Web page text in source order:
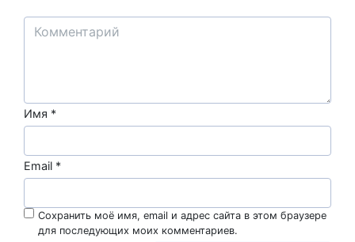
Имя *
Email *
Сохранить моё имя, email и адрес сайта в этом браузере
для последующих моих комментариев.